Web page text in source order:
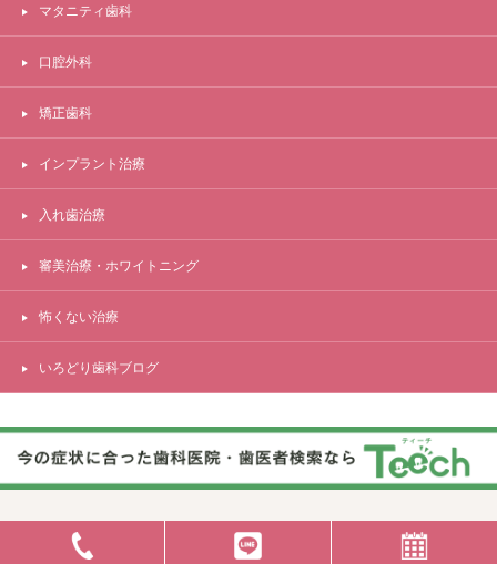
マタニティ歯科
口腔外科
矯正歯科
インプラント治療
入れ歯治療
審美治療・ホワイトニング
怖くない治療
いろどり歯科ブログ
Copyright © いろどり歯科